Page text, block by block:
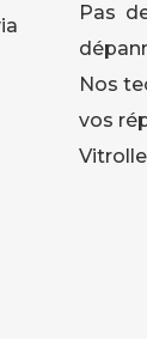
Pas
Nos
vos